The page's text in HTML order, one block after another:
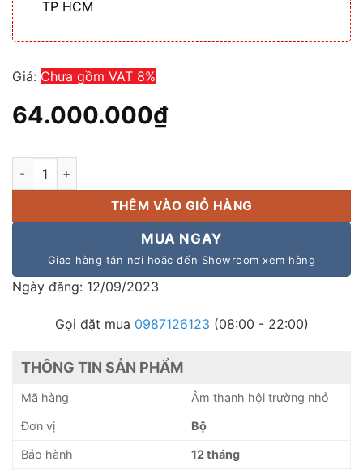
TP HCM
Giá: Chưa gồm VAT 8%
64.000.000₫
Bộ dàn âm thanh hội trường nhỏ có CO,CQ diện tích dưới
THÊM VÀO GIỎ HÀNG
MUA NGAY
Giao hàng tận nơi hoặc đến Showroom xem hàng
Ngày đăng: 12/09/2023
Gọi đặt mua 0987126123 (08:00 - 22:00)
THÔNG TIN SẢN PHẨM
Mã hàng Âm thanh hội trường nhỏ
Đơn vị Bộ
Bảo hành 12 tháng